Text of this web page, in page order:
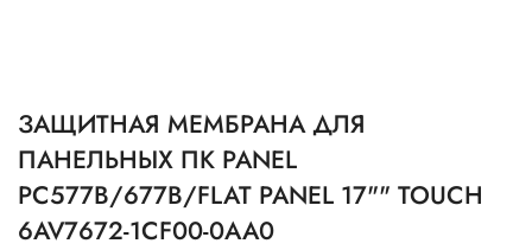
ЗАЩИТНАЯ МЕМБРАНА ДЛЯ
ПАНЕЛЬНЫХ ПК PANEL
PC577B/677B/FLAT PANEL 17"" TOUCH
6AV7672-1CF00-0AA0